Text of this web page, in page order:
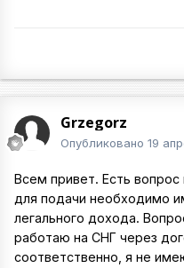
Grzegorz
Опубликовано 19
Всем привет. Есть вопрос
для подачи необходимо
легального дохода.
работаю на СНГ через
соответственно, я не